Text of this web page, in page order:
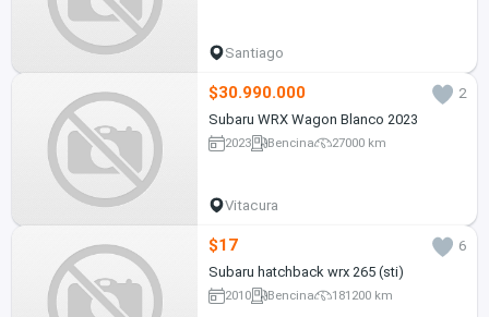
Santiago
$30.990.000
2
Subaru WRX Wagon Blanco 2023
2023 Bencina 27000 km
Vitacura
$17
6
Subaru hatchback wrx 265 (sti)
2010 Bencina 181200 km